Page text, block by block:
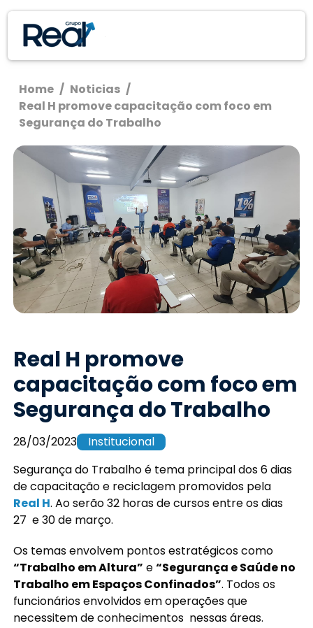
Home / Noticias /
Real H promove capacitação com foco em
Segurança do Trabalho
Real H promove
capacitação com foco em
Segurança do Trabalho
28/03/2023
Institucional
Segurança do Trabalho é tema principal dos 6 dias
de capacitação e reciclagem promovidos pela
Real H. Ao serão 32 horas de cursos entre os dias
27 e 30 de março.
Os temas envolvem pontos estratégicos como
“Trabalho em Altura” e“Segurança e Saúde no
Trabalho em Espaços Confinados”. Todos os
funcionários envolvidos em operações que
necessitem de conhecimentos nessas áreas.